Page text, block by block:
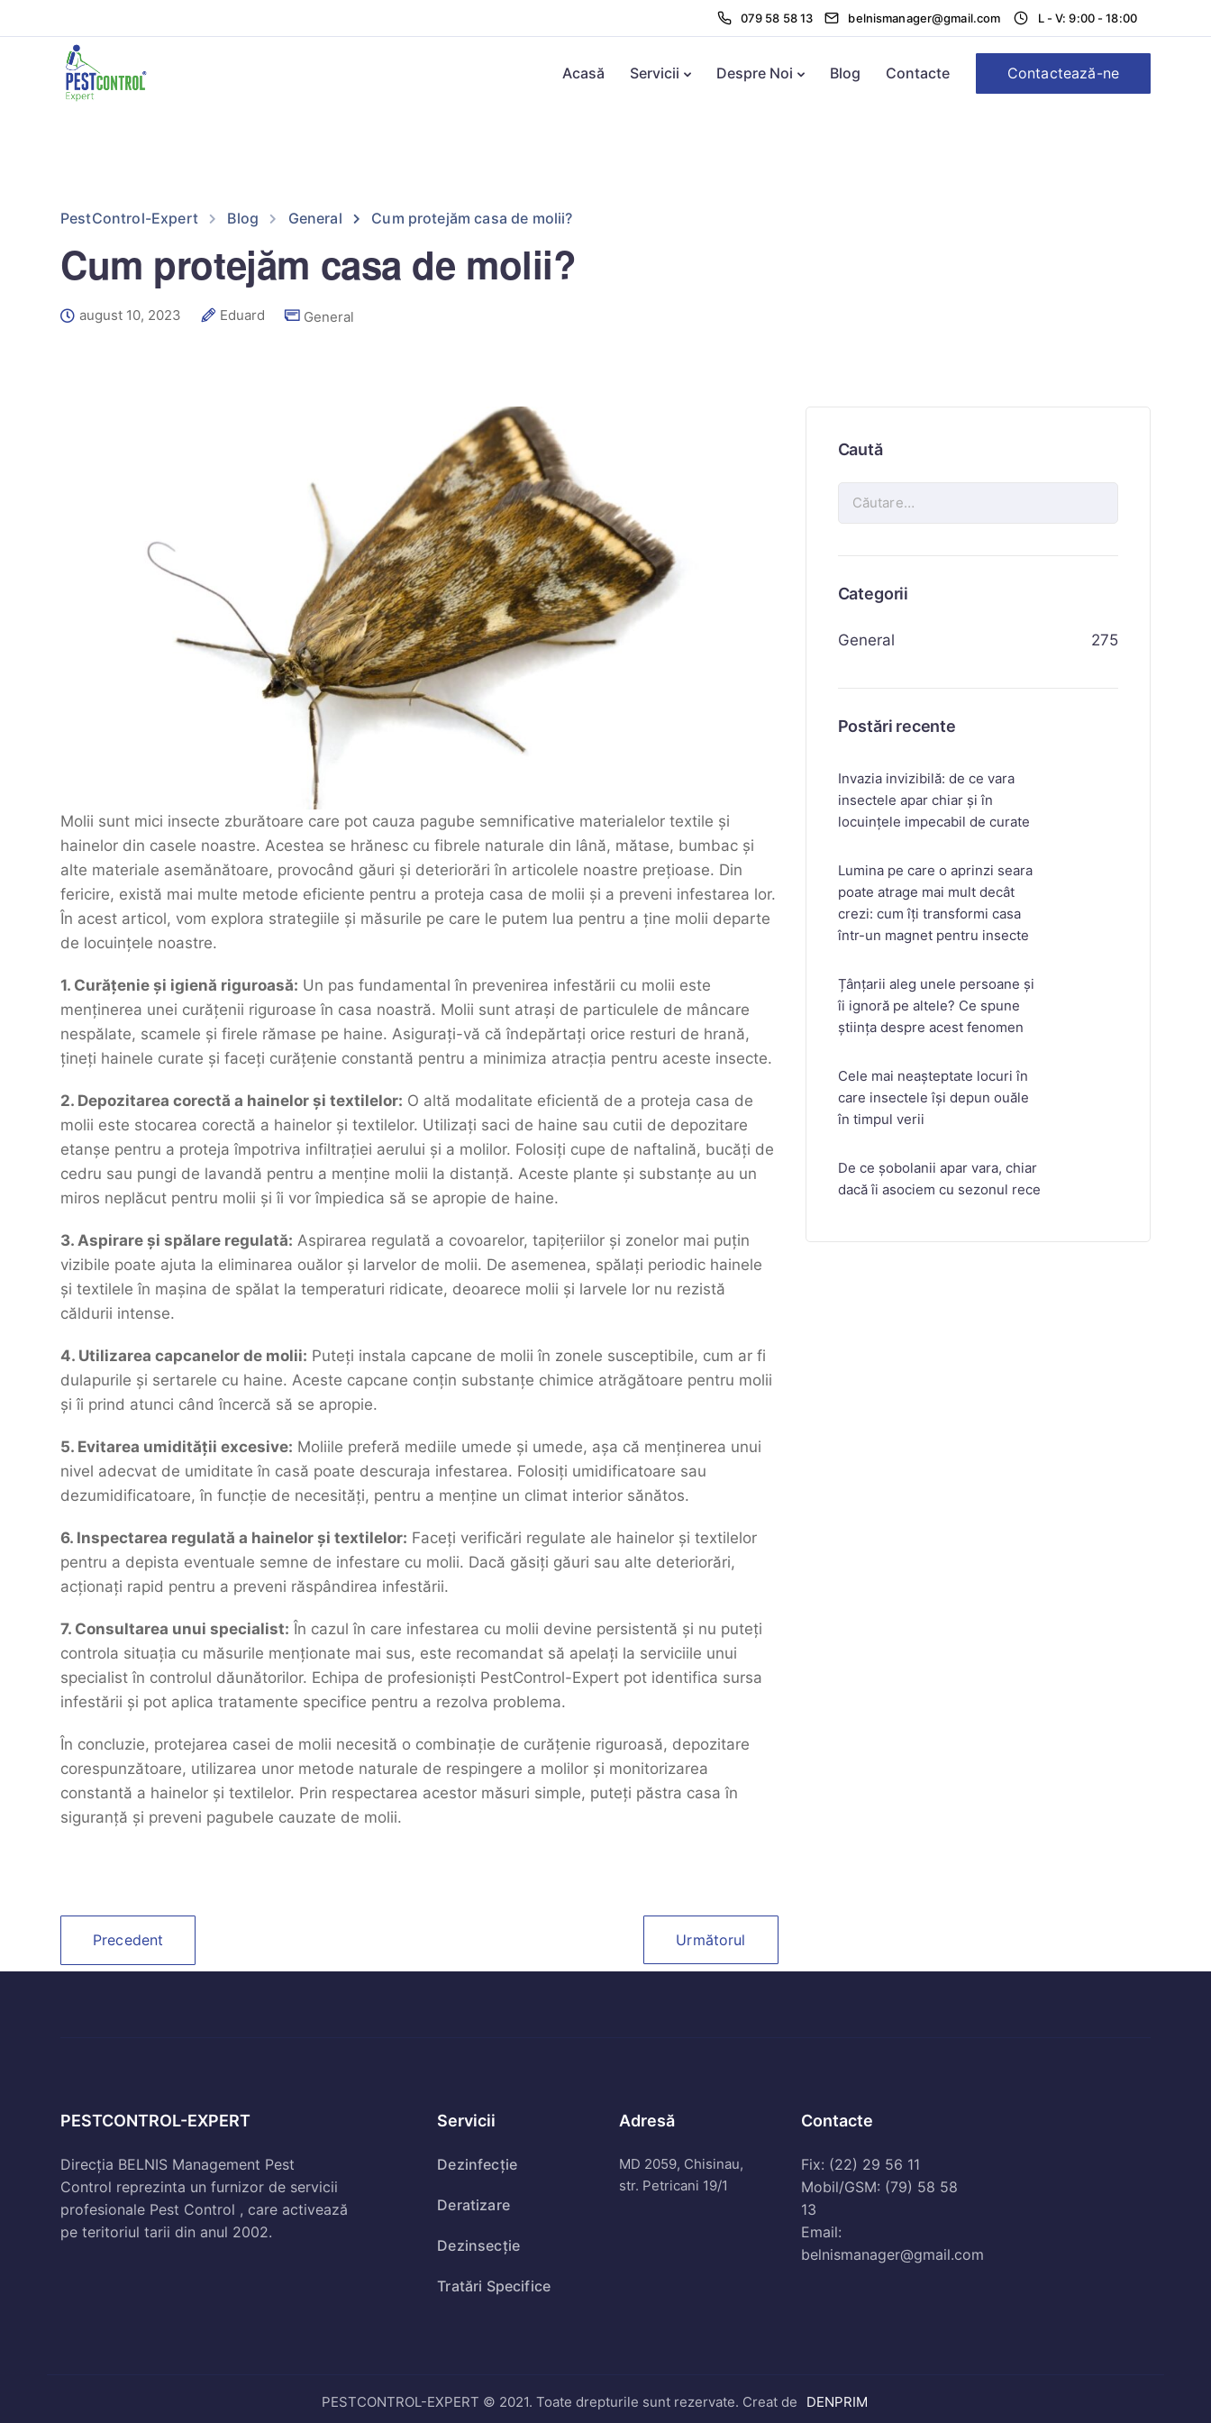
079 58 58 13 belnismanager@gmail.com L - V: 9:00 - 18:00
Acasă Servicii Despre Noi Blog Contacte Contactează-ne
PestControl-Expert Blog General Cum protejăm casa de molii?
Cum protejăm casa de molii?
august 10, 2023 Eduard General
Molii sunt mici insecte zburătoare care pot cauza pagube semnificative materialelor textile și
hainelor din casele noastre. Acestea se hrănesc cu fibrele naturale din lână, mătase, bumbac și
alte materiale asemănătoare, provocând găuri și deteriorări în articolele noastre prețioase. Din
fericire, există mai multe metode eficiente pentru a proteja casa de molii și a preveni infestarea lor.
În acest articol, vom explora strategiile și măsurile pe care le putem lua pentru a ține molii departe
de locuințele noastre.
1. Curățenie și igienă riguroasă: Un pas fundamental în prevenirea infestării cu molii este
menținerea unei curățenii riguroase în casa noastră. Molii sunt atrași de particulele de mâncare
nespălate, scamele și firele rămase pe haine. Asigurați-vă că îndepărtați orice resturi de hrană,
țineți hainele curate și faceți curățenie constantă pentru a minimiza atracția pentru aceste insecte.
2. Depozitarea corectă a hainelor și textilelor: O altă modalitate eficientă de a proteja casa de
molii este stocarea corectă a hainelor și textilelor. Utilizați saci de haine sau cutii de depozitare
etanșe pentru a proteja împotriva infiltrației aerului și a molilor. Folosiți cupe de naftalină, bucăți de
cedru sau pungi de lavandă pentru a menține molii la distanță. Aceste plante și substanțe au un
miros neplăcut pentru molii și îi vor împiedica să se apropie de haine.
3. Aspirare și spălare regulată: Aspirarea regulată a covoarelor, tapițeriilor și zonelor mai puțin
vizibile poate ajuta la eliminarea ouălor și larvelor de molii. De asemenea, spălați periodic hainele
și textilele în mașina de spălat la temperaturi ridicate, deoarece molii și larvele lor nu rezistă
căldurii intense.
4. Utilizarea capcanelor de molii: Puteți instala capcane de molii în zonele susceptibile, cum ar fi
dulapurile și sertarele cu haine. Aceste capcane conțin substanțe chimice atrăgătoare pentru molii
și îi prind atunci când încercă să se apropie.
5. Evitarea umidității excesive: Moliile preferă mediile umede și umede, așa că menținerea unui
nivel adecvat de umiditate în casă poate descuraja infestarea. Folosiți umidificatoare sau
dezumidificatoare, în funcție de necesități, pentru a menține un climat interior sănătos.
6. Inspectarea regulată a hainelor și textilelor: Faceți verificări regulate ale hainelor și textilelor
pentru a depista eventuale semne de infestare cu molii. Dacă găsiți găuri sau alte deteriorări,
acționați rapid pentru a preveni răspândirea infestării.
7. Consultarea unui specialist: În cazul în care infestarea cu molii devine persistentă și nu puteți
controla situația cu măsurile menționate mai sus, este recomandat să apelați la serviciile unui
specialist în controlul dăunătorilor. Echipa de profesioniști PestControl-Expert pot identifica sursa
infestării și pot aplica tratamente specifice pentru a rezolva problema.
În concluzie, protejarea casei de molii necesită o combinație de curățenie riguroasă, depozitare
corespunzătoare, utilizarea unor metode naturale de respingere a molilor și monitorizarea
constantă a hainelor și textilelor. Prin respectarea acestor măsuri simple, puteți păstra casa în
siguranță și preveni pagubele cauzate de molii.
Precedent Următorul
Caută
Categorii
General 275
Postări recente
Invazia invizibilă: de ce vara
insectele apar chiar și în
locuințele impecabil de curate
Lumina pe care o aprinzi seara
poate atrage mai mult decât
crezi: cum îți transformi casa
într-un magnet pentru insecte
Țânțarii aleg unele persoane și
îi ignoră pe altele? Ce spune
știința despre acest fenomen
Cele mai neașteptate locuri în
care insectele își depun ouăle
în timpul verii
De ce șobolanii apar vara, chiar
dacă îi asociem cu sezonul rece
PESTCONTROL-EXPERT
Direcția BELNIS Management Pest
Control reprezinta un furnizor de servicii
profesionale Pest Control , care activează
pe teritoriul tarii din anul 2002.
Servicii
Dezinfecție
Deratizare
Dezinsecție
Tratări Specifice
Adresă
MD 2059, Chisinau,
str. Petricani 19/1
Contacte
Fix: (22) 29 56 11
Mobil/GSM: (79) 58 58
13
Email:
belnismanager@gmail.com
PESTCONTROL-EXPERT © 2021. Toate drepturile sunt rezervate. Creat de DENPRIM